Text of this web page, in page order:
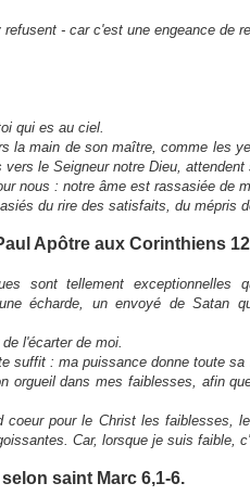
- car c'est une engeance de
qui es au ciel.
la main de son maître, comme les
le Seigneur notre Dieu, attendent
nous : notre âme est rassasiée de
du rire des satisfaits, du mépris
Apôtre aux Corinthiens
sont tellement exceptionnelles
écharde, un envoyé de Satan
l'écarter de moi.
suffit : ma puissance donne toute
orgueil dans mes faiblesses, afin
coeur pour le Christ les faiblesses,
Car, lorsque je suis faible,
saint Marc 6,1-6.